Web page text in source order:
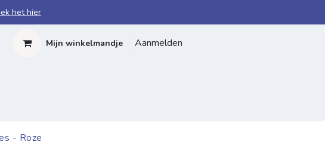
het hier
Mijn winkelmandje
Aanmelden
- Roze